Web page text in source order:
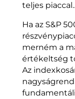
teljes
Ha az S&P
merném a
értékeltség
Az